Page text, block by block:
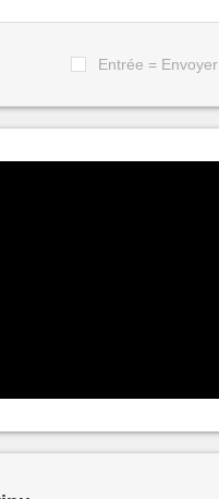
Entrée = Envoyer